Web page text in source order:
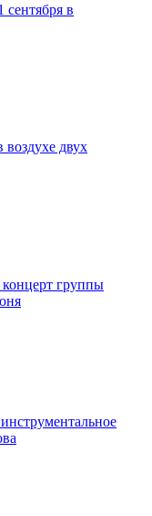
в
двух
группы